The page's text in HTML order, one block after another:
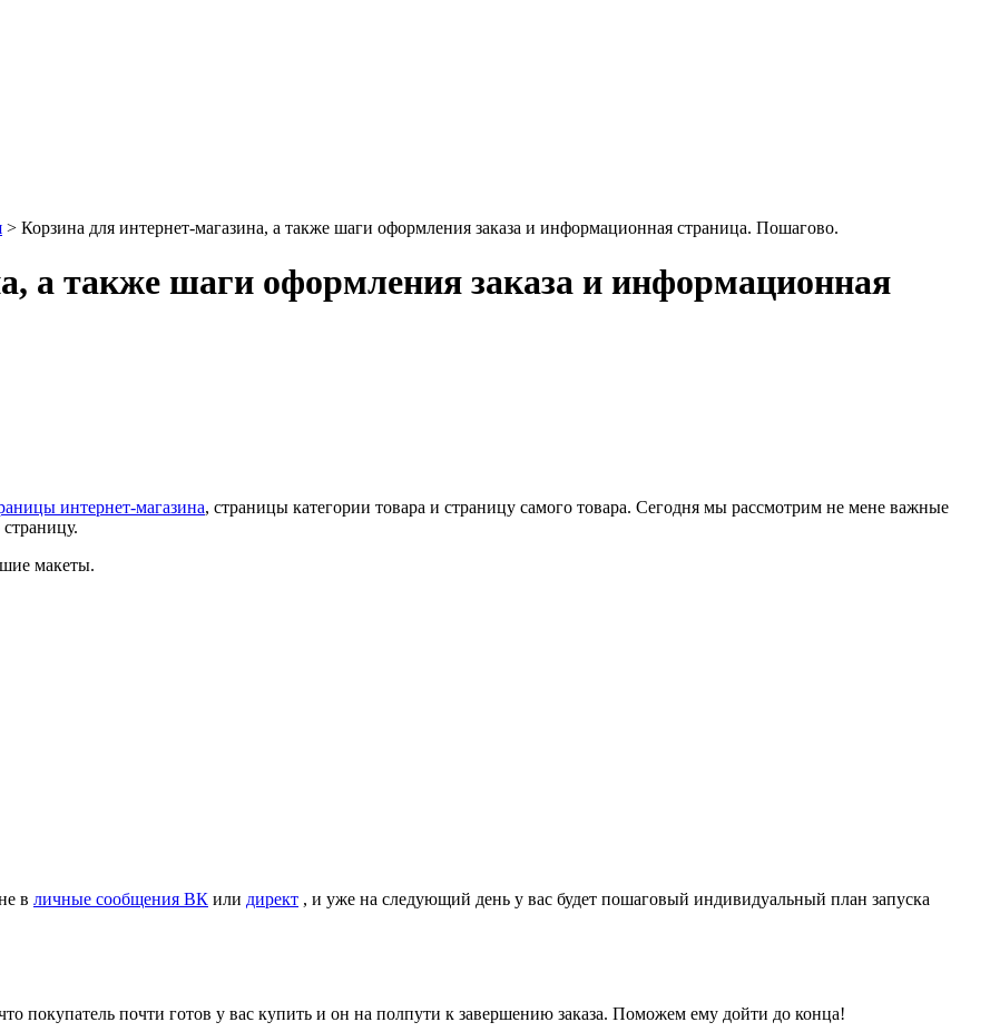
> Корзина для интернет-магазина, а также шаги оформления заказа и информационная страница. Пошагово.
а также шаги оформления заказа и информационная
интернет-магазина, страницы категории товара и страницу самого товара. Сегодня мы рассмотрим не мене важные
макеты.
в личные сообщения ВК или директ , и уже на следующий день у вас будет пошаговый индивидуальный план запуска
покупатель почти готов у вас купить и он на полпути к завершению заказа. Поможем ему дойти до конца!